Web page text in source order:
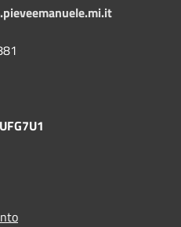
UFG7U1